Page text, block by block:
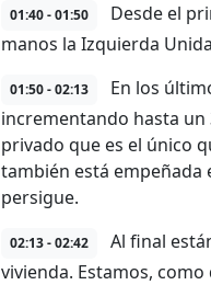
01:40 - 01:50
Desde el
manos la Izquierda
01:50 - 02:13
En los
incrementando hasta un
privado que es el único
también está empeñada
persigue.
02:13 - 02:42
Al final
vivienda. Estamos,